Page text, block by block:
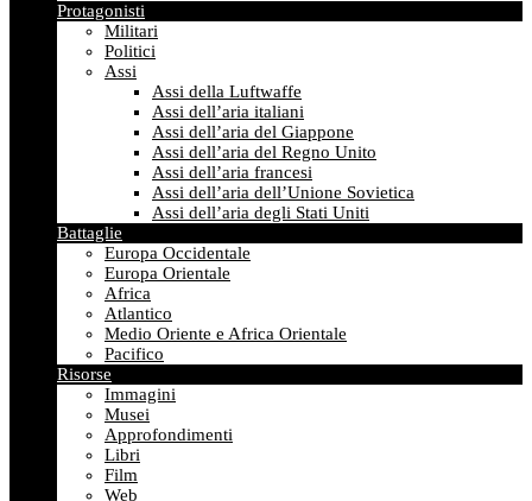
Protagonisti
Militari
Politici
Assi
Assi della Luftwaffe
Assi dell’aria italiani
Assi dell’aria del Giappone
Assi dell’aria del Regno Unito
Assi dell’aria francesi
Assi dell’aria dell’Unione Sovietica
Assi dell’aria degli Stati Uniti
Battaglie
Europa Occidentale
Europa Orientale
Africa
Atlantico
Medio Oriente e Africa Orientale
Pacifico
Risorse
Immagini
Musei
Approfondimenti
Libri
Film
Web